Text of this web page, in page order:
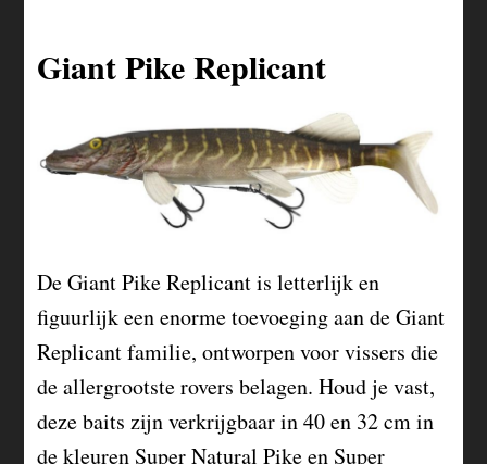
Giant Pike Replicant
De Giant Pike Replicant is letterlijk en
figuurlijk een enorme toevoeging aan de Giant
Replicant familie, ontworpen voor vissers die
de allergrootste rovers belagen. Houd je vast,
deze baits zijn verkrijgbaar in 40 en 32 cm in
de kleuren Super Natural Pike en Super